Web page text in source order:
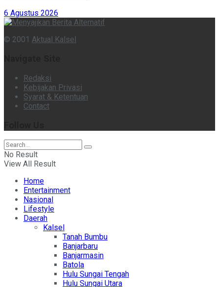
6 Agustus 2026
© 2001 Aktual Kalsel
Redaksi
Kebijakan Privasi
Syarat & Ketentuan
Contact
No Result
View All Result
Home
Entertainment
Nasional
Lifestyle
Daerah
Kalsel
Tanah Bumbu
Banjarbaru
Banjarmasin
Batola
Hulu Sungai Tengah
Hulu Sungai Utara